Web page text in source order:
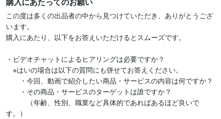
この度は多くの出品者の中から見つけていただき、ありがとうござ
います。
購入にあたり、以下をお答えいただけるとスムーズです。
・ビデオチャットによるヒアリングは必要ですか？
※はいの場合は以下の質問にも併せてお答えください。
・今回、動画で紹介したい商品・サービスの内容は何ですか？
・その商品・サービスのターゲットは誰ですか？
（年齢、性別、職業など具体的であればあるほど良いで
す。）